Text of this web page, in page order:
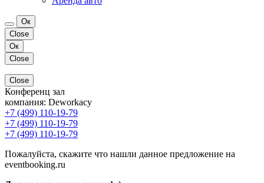
Ок
Close
Ок
Close
Close
Конференц зал
компания: Deworkacy
+7 (499) 110-19-79
+7 (499) 110-19-79
+7 (499) 110-19-79
Пожалуйста, скажите что нашли данное предложение на
eventbooking.ru